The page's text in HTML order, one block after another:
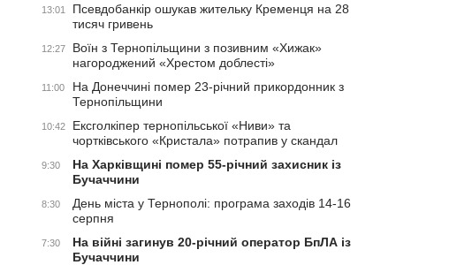
13:01
Псевдобанкір ошукав жительку Кременця на 28
тисяч гривень
12:27
Воїн з Тернопільщини з позивним «Хижак»
нагороджений «Хрестом доблесті»
11:00
На Донеччині помер 23-річний прикордонник з
Тернопільщини
10:42
Ексголкіпер тернопільської «Ниви» та
чортківського «Кристала» потрапив у скандал
9:30
На Харківщині помер 55-річний захисник із
Бучаччини
8:30
День міста у Тернополі: програма заходів 14-16
серпня
7:30
На війні загинув 20-річний оператор БпЛА із
Бучаччини